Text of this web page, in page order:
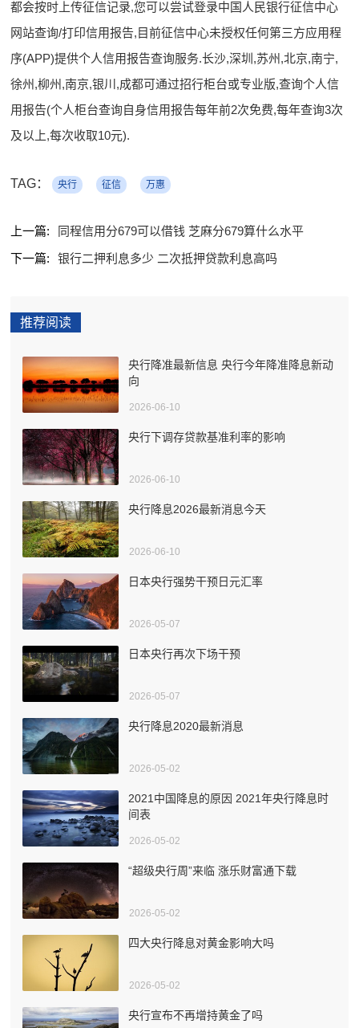
都会按时上传征信记录,您可以尝试登录中国人民银行征信中心
网站查询/打印信用报告,目前征信中心未授权任何第三方应用程
序(APP)提供个人信用报告查询服务.长沙,深圳,苏州,北京,南宁,
徐州,柳州,南京,银川,成都可通过招行柜台或专业版,查询个人信
用报告(个人柜台查询自身信用报告每年前2次免费,每年查询3次
及以上,每次收取10元).
TAG： 央行 征信 万惠
上一篇:
同程信用分679可以借钱 芝麻分679算什么水平
下一篇:
银行二押利息多少 二次抵押贷款利息高吗
推荐阅读
央行降准最新信息 央行今年降准降息新动
向
2026-06-10
央行下调存贷款基准利率的影响
2026-06-10
央行降息2026最新消息今天
2026-06-10
日本央行强势干预日元汇率
2026-05-07
日本央行再次下场干预
2026-05-07
央行降息2020最新消息
2026-05-02
2021中国降息的原因 2021年央行降息时
间表
2026-05-02
“超级央行周”来临 涨乐财富通下载
2026-05-02
四大央行降息对黄金影响大吗
2026-05-02
央行宣布不再增持黄金了吗